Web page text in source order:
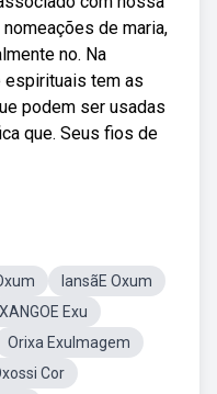
de maria,
no. Na
espirituais tem as
podem ser usadas
que. Seus fios de
IansãE Oxum
XANGOE Exu
Orixa ExuImagem
Cor